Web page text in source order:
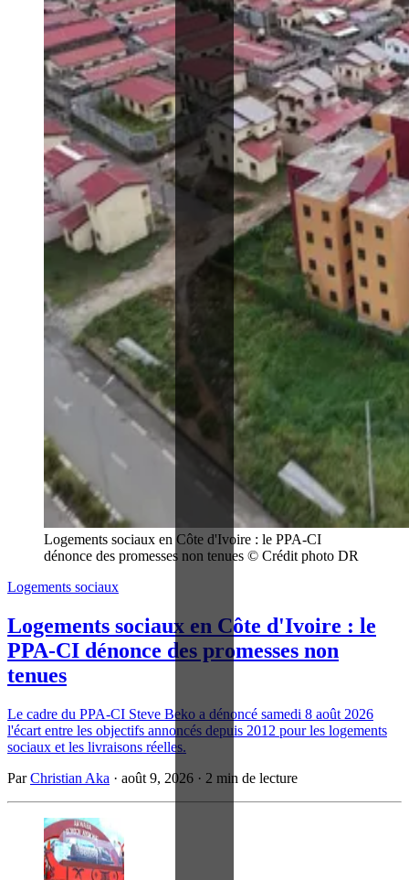
Logements sociaux en Côte d'Ivoire : le PPA-CI
dénonce des promesses non tenues © Crédit photo DR
Logements sociaux
Logements sociaux en Côte d'Ivoire : le
PPA-CI dénonce des promesses non
tenues
Le cadre du PPA-CI Steve Beko a dénoncé samedi 8 août 2026
l'écart entre les objectifs annoncés depuis 2012 pour les logements
sociaux et les livraisons réelles.
ParChristian Aka · août 9, 2026 · 2 min de lecture